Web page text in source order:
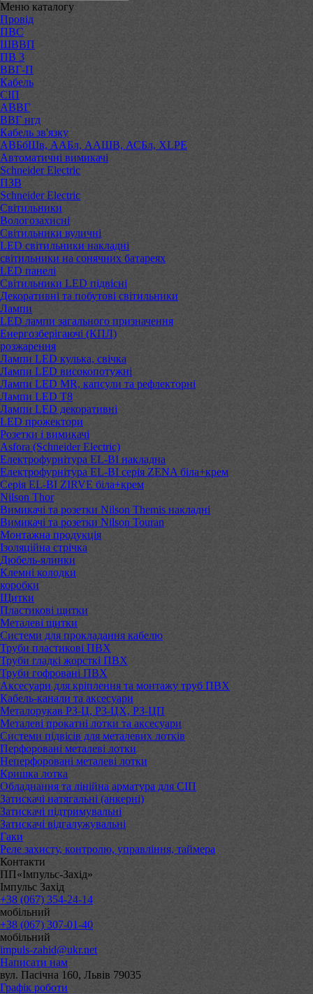
Меню каталогу
Провід
ПВС
ШВВП
ПВ 3
ВВГ-П
Кабель
СІП
АВВГ
ВВГ нгд
Кабель зв'язку
АВБбШв, ААБл, ААШВ, АСБл, XLPE
Автоматичні вимикачі
Schneider Electric
ПЗВ
Schneider Electric
Світильники
Вологозахисні
Світильники вуличні
LED світильники накладні
світильники на сонячних батареях
LED панелі
Світильники LED підвісні
Декоративні та побутові світильники
Лампи
LED лампи загального призначення
Енергозберігаючі (КПЛ)
розжарення
Лампи LED кулька, свічка
Лампи LED високопотужні
Лампи LED MR, капсули та рефлекторні
Лампи LED Т8
Лампи LED декоративні
LED прожектори
Розетки і вимикачі
Asfora (Schneider Electric)
Електрофурнітура EL-BI накладна
Електрофурнітура EL-BI серія ZENA біла+крем
Серія EL-BI ZIRVE біла+крем
Nilson Thor
Вимикачі та розетки Nilson Themis накладні
Вимикачі та розетки Nilson Touran
Монтажна продукція
Ізоляційна стрічка
Дюбель-ялинки
Клемні колодки
коробки
Щитки
Пластикові щитки
Металеві щитки
Системи для прокладання кабелю
Труби пластикові ПВХ
Труби гладкі жорсткі ПВХ
Труби гофровані ПВХ
Аксесуари для кріплення та монтажу труб ПВХ
Кабель-канали та аксесуари
Металорукав РЗ-Ц, РЗ-ЦХ, РЗ-ЦП
Металеві прокатні лотки та аксесуари
Системи підвісів для металевих лотків
Перфоровані металеві лотки
Неперфоровані металеві лотки
Кришка лотка
Обладнання та лінійна арматура для СІП
Затискачі натягальні (анкерні)
Затискачі підтримувальні
Затискачі відгалужувальні
Гаки
Реле захисту, контролю, управління, таймера
Контакти
ПП«Імпульс-Захід»
Імпульс Захід
+38 (067) 354-24-14
мобільний
+38 (067) 307-01-40
мобільний
impuls-zahid@ukr.net
Написати нам
вул. Пасічна 160, Львів 79035
Графік роботи